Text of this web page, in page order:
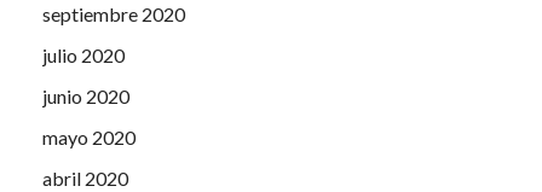
septiembre 2020
julio 2020
junio 2020
mayo 2020
abril 2020